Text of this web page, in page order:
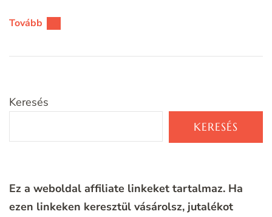
Tovább
Keresés
KERESÉS
Ez a weboldal affiliate linkeket tartalmaz. Ha
ezen linkeken keresztül vásárolsz, jutalékot